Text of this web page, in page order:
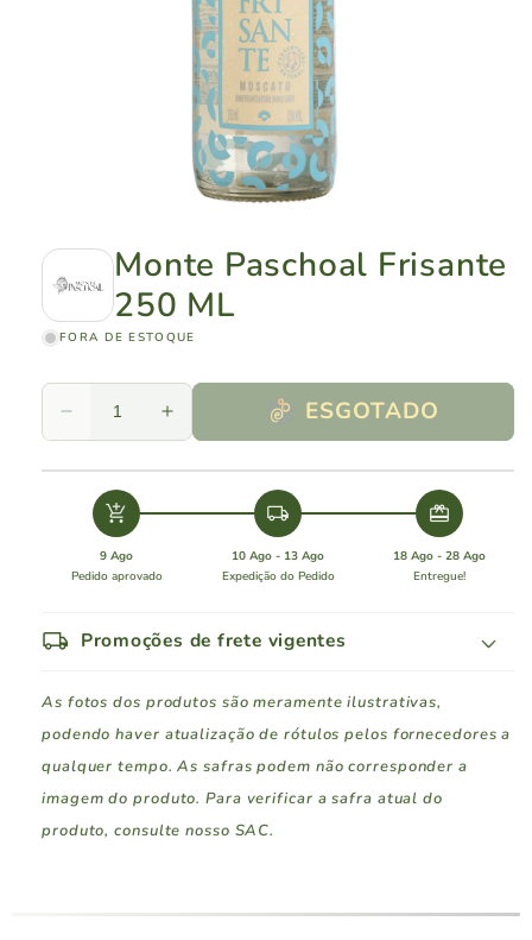
Monte Paschoal Frisante
250 ML
FORA DE ESTOQUE
Diminuir
a
quantidade
Monte
Paschoal
Frisante
Aumentar
a
quantidade
Monte
Paschoal
Frisante
ESGOTADO
add_shopping_cart
9 Ago
Pedido aprovado
local_shipping
10 Ago - 13 Ago
Expedição do Pedido
redeem
18 Ago - 28 Ago
Entregue!
local_shipping Promoções de frete vigentes
As fotos dos produtos são meramente ilustrativas,
podendo haver atualização de rótulos pelos fornecedores a
qualquer tempo. As safras podem não corresponder a
imagem do produto. Para verificar a safra atual do
produto, consulte nosso SAC.